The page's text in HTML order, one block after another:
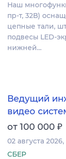
Наш
пр-т, 32В)
цепные тали,
подвесы LED-
нижней…
Ведущий
видео
от 100 000 ₽
02 августа 2026
СБЕР